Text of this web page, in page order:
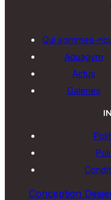
Qui sommes-
Aquagym
Actus
Galeries
Conception